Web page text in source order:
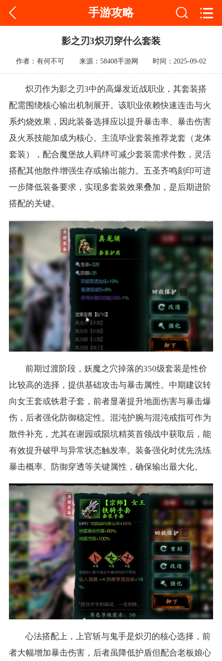
手游攻略
影之刃3炽刃穿什么套装
作者：有何不可 来源：58408手游网 时间：2025-09-02
炽刃作为影之刃3中的高爆发近战职业，其套装搭
配需围绕核心输出机制展开。该职业依赖快速连击与火
系灼烧效果，因此装备选择应以提升暴击率、暴击伤害
及火系技能加成为核心。主流毕业套装推荐龙套（龙体
套装），配合魔堡故人羁绊可减少套装需求件数，灵活
搭配其他散件增强生存或输出能力。五圣齐鸣刻印可进
一步降低装备要求，实现多套装效果叠加，是后期进阶
搭配的关键。
前期过渡阶段，妖魔之穴掉落的350级套装是性价
比较高的选择，提供基础攻击与暴击属性。中期建议转
向女王套或铁君子套，前者显著提升地面伤害与暴击爆
伤，后者强化防御稳定性。混沌护腕与混沌戒指可作为
散件补充，尤其在谢园或陨坑精英首领战中获取后，能
有效提升破甲与异常状态触发率。装备强化时优先洗练
暴击概率、防御穿透等关键属性，确保输出最大化。
心法搭配上，上官斩与鬼手是炽刃 的核心选择，前
者大幅增加暴击伤害，后者虽降低护盾但配合老板娘心